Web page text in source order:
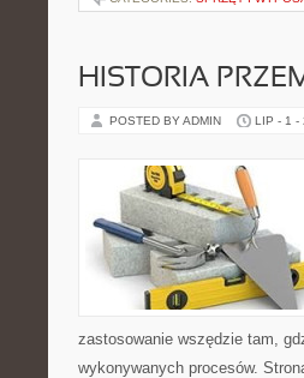
HISTORIA
POSTED BY ADMIN LIP - 1 -
zastosowanie wszędzie tam,
wykonywanych procesów.